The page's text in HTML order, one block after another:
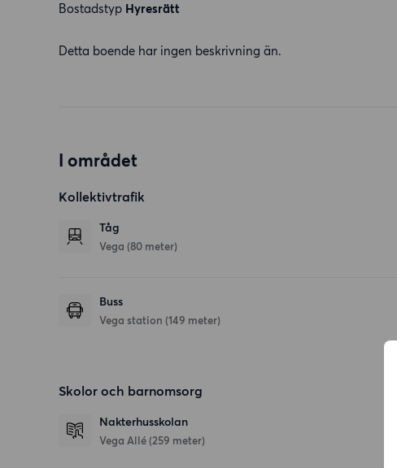
Bostadstyp Hyresrätt
Detta boende har ingen beskrivning än.
I området
Kollektivtrafik
Tåg
Vega (80 meter)
Buss
Vega station (149 meter)
Skolor och barnomsorg
Nakterhusskolan
Vega Allé (259 meter)